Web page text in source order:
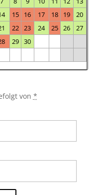
15 16 17 18 19
20
22 23 24 25 26
27
29 30
von *